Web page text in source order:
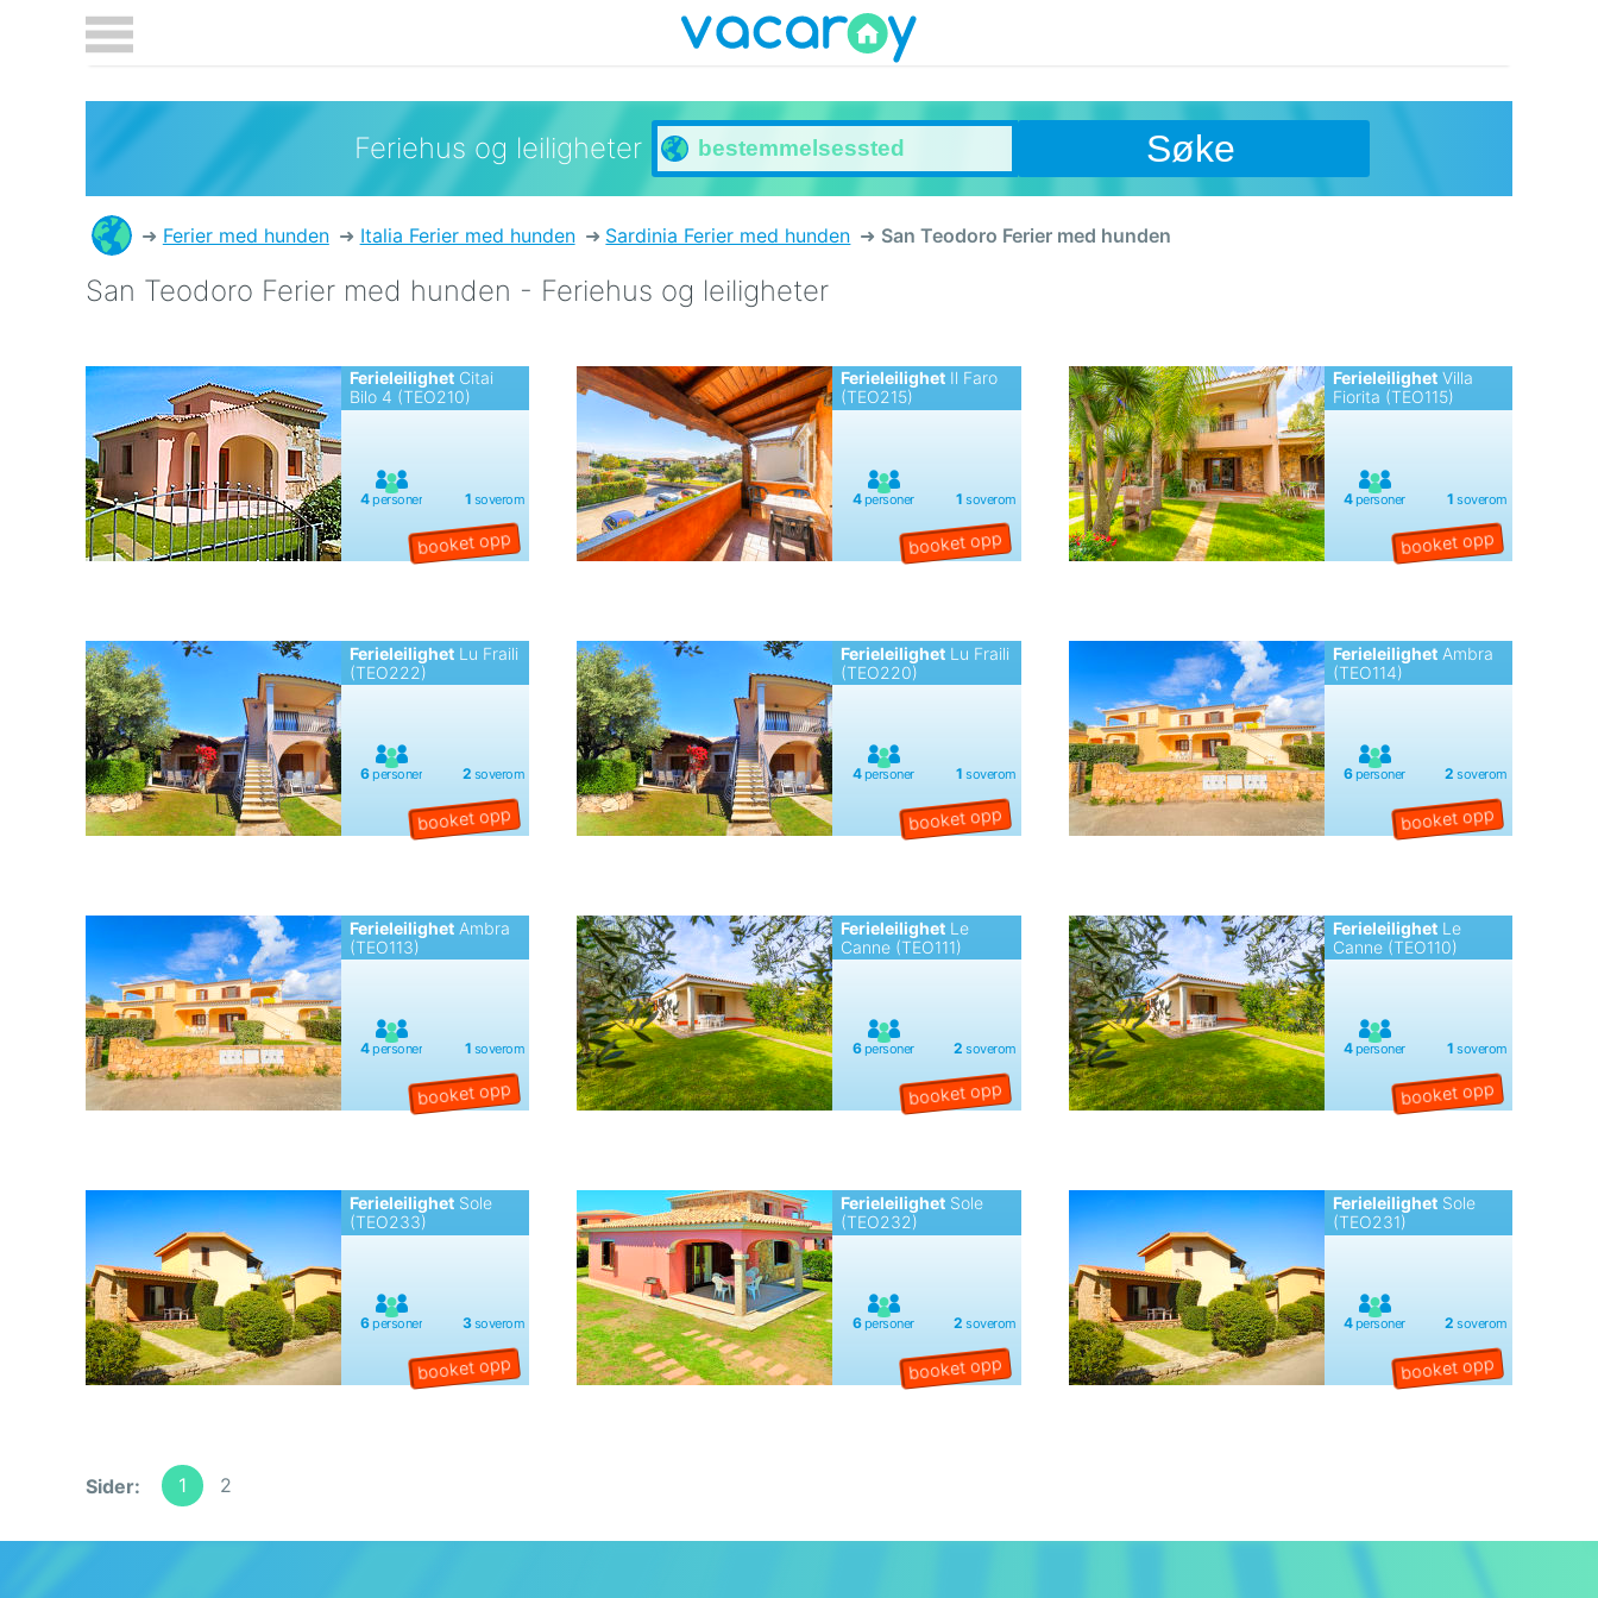
Feriehus og leiligheter Søke
Ferier med hunden Italia Ferier med hunden Sardinia Ferier med hunden San Teodoro Ferier med hunden
San Teodoro Ferier med hunden - Feriehus og leiligheter
Ferieleilighet Citai
Bilo 4 (TEO210)
Ferieleilighet Il Faro
(TEO215)
FerieleilighetVilla
Fiorita (TEO115)
Ferieleilighet Lu Fraili
(TEO222)
Ferieleilighet Lu Fraili
(TEO220)
FerieleilighetAmbra
(TEO114)
Ferieleilighet Ambra
(TEO113)
Ferieleilighet Le
Canne (TEO111)
FerieleilighetLe
Canne (TEO110)
Ferieleilighet Sole
(TEO233)
Ferieleilighet Sole
(TEO232)
FerieleilighetSole
(TEO231)
Sider: 1 2